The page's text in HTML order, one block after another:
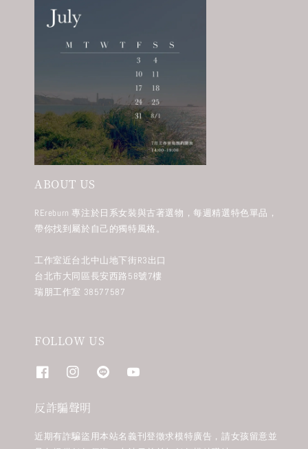
ABOUT US
REreburn 專注於日系女裝與古著選物，每週精選特色單品，
帶你找到屬於自己的獨特風格。
工作室近台北中山地下街R3出口
台北市大同區長安西路58號7樓
瑞朋工作室 38577587
FOLLOW US
反詐騙聲明
近期有詐騙盜用本站名義刊登徵求模特廣告，請女孩留意並